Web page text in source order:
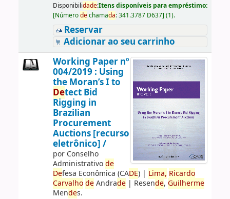
Disponibilidade:Itens disponíveis para empréstimo:
[Númerodechamada:341.3787 D637] (1).
Reservar
Adicionar ao seu carrinho
Working Paper nº
004/2019 : Using
the Moran’s I to
Detect Bid
Rigging in
Brazilian
Procurement
Auctions [recurso
eletrônico] /
por Conselho
Administrativode
Defesa Econômica (CADE)| Lima, Ricardo
Carvalho deAndrade| Resende, Guilherme
Mendes.